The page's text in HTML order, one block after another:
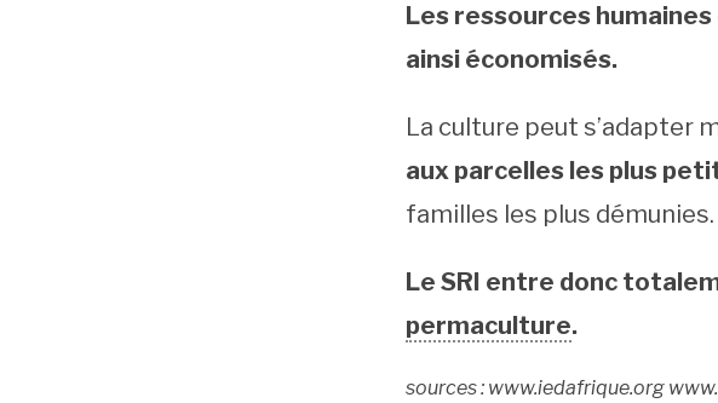
Les ressources
ainsi économisés.
La culture peut s’adapter
aux parcelles les plus
familles les plus démunies.
Le SRI entre donc
permaculture.
sources : www.iedafrique.org